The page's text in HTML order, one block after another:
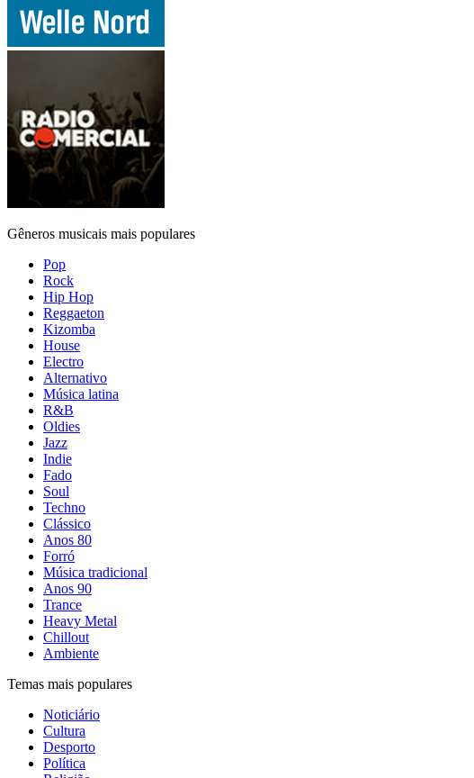
Gêneros musicais mais populares
Pop
Rock
Hip Hop
Reggaeton
Kizomba
House
Electro
Alternativo
Música latina
R&B
Oldies
Jazz
Indie
Fado
Soul
Techno
Clássico
Anos 80
Forró
Música tradicional
Anos 90
Trance
Heavy Metal
Chillout
Ambiente
Temas mais populares
Noticiário
Cultura
Desporto
Política